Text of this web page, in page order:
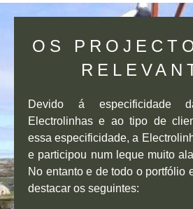
OS
Devido á especificidade
Electrolinhas e ao tipo de
essa especificidade, a
e participou num leque muito
No entanto e de todo o portfólio
destacar os seguintes: